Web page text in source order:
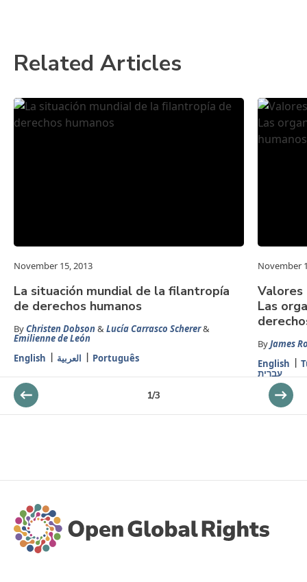
Related Articles
November 15, 2013
La situación mundial de la filantropía
de derechos humanos
ByChristen Dobson& Lucía Carrasco Scherer&
Emilienne de León
English
العربية Português
November
Valores
Las
ByJames
English
עברית
1/3